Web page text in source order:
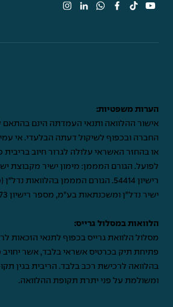
הערות משפטיות:
אישור ההלוואה ותנאי העמדתה הינם בהתאם
החברה ובכפוף לשיקול דעתה הבלעדי. אי
או בהחזר האשראי עלולה לגרור חיוב בריבית
רישיון 54414. הגורם המממן בהלוואות
ישיר נדל"ן ומשכנתאות בע"מ, מספר רישיון 63673.
הלוואות במסלול גרייס:
מסלול הלוואת גרייס בכפוף לתנאי הזכאות
פתיחת תיק בכרטיס אשראי בלבד, אשר יחויב
בהלוואה לרכישת רכב בלבד. הריבית בגין
ומשולמת על פני יתרת תקופת ההלוואה.